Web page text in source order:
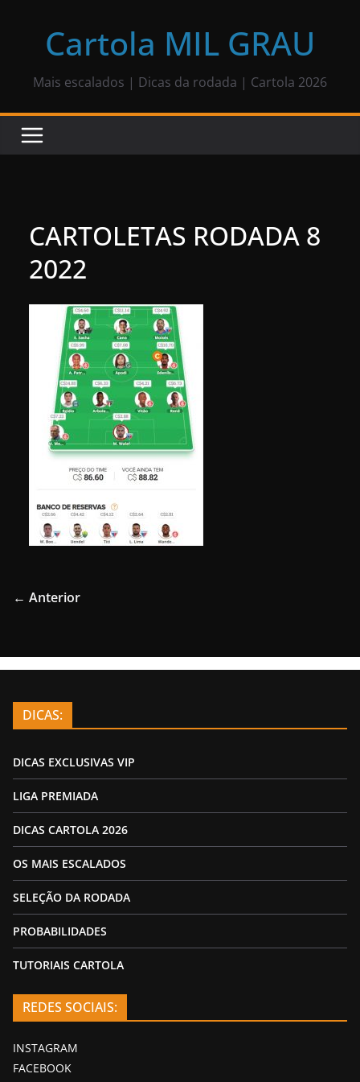
Cartola MIL GRAU
Mais escalados | Dicas da rodada | Cartola 2026
CARTOLETAS RODADA 8
2022
← Anterior
DICAS:
DICAS EXCLUSIVAS VIP
LIGA PREMIADA
DICAS CARTOLA 2026
OS MAIS ESCALADOS
SELEÇÃO DA RODADA
PROBABILIDADES
TUTORIAIS CARTOLA
REDES SOCIAIS:
INSTAGRAM
FACEBOOK